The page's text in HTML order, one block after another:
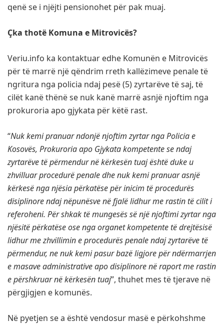
qenë se i njëjti pensionohet për pak muaj.
Çka thotë Komuna e Mitrovicës?
Veriu.info ka kontaktuar edhe Komunën e Mitrovicës
për të marrë një qëndrim rreth kallëzimeve penale të
ngritura nga policia ndaj pesë (5) zyrtarëve të saj, të
cilët kanë thënë se nuk kanë marrë asnjë njoftim nga
prokuroria apo gjykata për këtë rast.
“Nuk kemi pranuar ndonjë njoftim zyrtar nga Policia e
Kosovës, Prokuroria apo Gjykata kompetente se ndaj
zyrtarëve të përmendur në kërkesën tuaj është duke u
zhvilluar procedurë penale dhe nuk kemi pranuar asnjë
kërkesë nga njësia përkatëse për inicim të procedurës
disiplinore ndaj nëpunësve në fjalë lidhur me rastin të cilit i
referoheni. Për shkak të mungesës së një njoftimi zyrtar nga
njësitë përkatëse ose nga organet kompetente të drejtësisë
lidhur me zhvillimin e procedurës penale ndaj zyrtarëve të
përmendur, ne nuk kemi pasur bazë ligjore për ndërmarrjen
e masave administrative apo disiplinore në raport me rastin
e përshkruar në kërkesën tuaj”, thuhet mes të tjerave në
përgjigjen e komunës.
Në pyetjen se a është vendosur masë e përkohshme